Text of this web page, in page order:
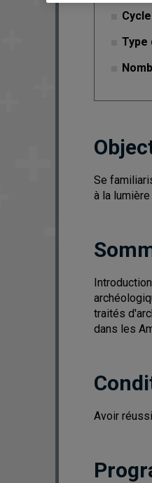
Cycle
Type
Se
à la
traités
dans les
Avoir